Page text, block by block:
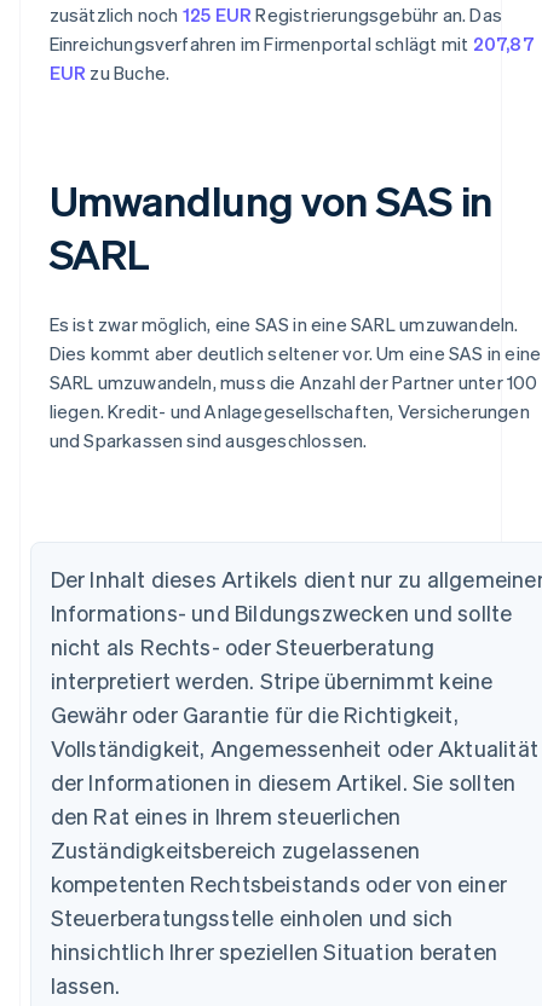
zusätzlich noch 125 EUR Registrierungsgebühr an. Das
Einreichungsverfahren im Firmenportal schlägt mit 207,87
EUR zu Buche.
Umwandlung von SAS in
SARL
Es ist zwar möglich, eine SAS in eine SARL umzuwandeln.
Dies kommt aber deutlich seltener vor. Um eine SAS in eine
SARL umzuwandeln, muss die Anzahl der Partner unter 100
liegen. Kredit- und Anlagegesellschaften, Versicherungen
und Sparkassen sind ausgeschlossen.
Der Inhalt dieses Artikels dient nur zu
Informations- und Bildungszwecken und sollte
nicht als Rechts- oder Steuerberatung
interpretiert werden. Stripe übernimmt keine
Gewähr oder Garantie für die Richtigkeit,
Vollständigkeit, Angemessenheit oder Aktualität
der Informationen in diesem Artikel. Sie sollten
den Rat eines in Ihrem steuerlichen
Zuständigkeitsbereich zugelassenen
kompetenten Rechtsbeistands oder von einer
Steuerberatungsstelle einholen und sich
hinsichtlich Ihrer speziellen Situation beraten
lassen.
Australien
English
NederlandsFrançais DeutschEnglish
Brasilien
PortuguêsEnglish
Bulgarien
English
Dänemark
Deutschland
DeutschEnglish
Estland
English
Festlandchina
简体中文English
English